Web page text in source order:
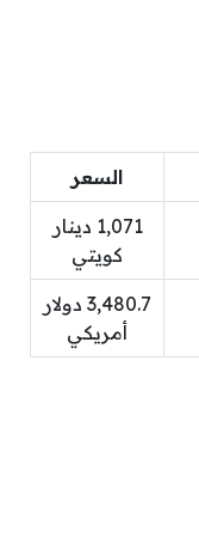
السعر
1,071 دينار
كويتي
3,480.7 دولار
أمريكي